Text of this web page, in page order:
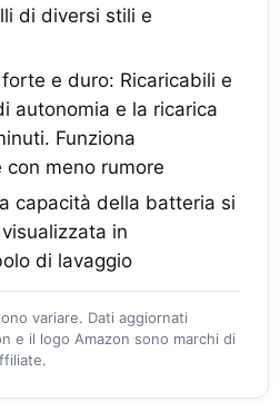
di diversi stili e
e duro: Ricaricabili e
autonomia e la ricarica
Funziona
meno rumore
capacità della batteria si
in
di lavaggio
variare. Dati aggiornati
e il logo Amazon sono marchi di